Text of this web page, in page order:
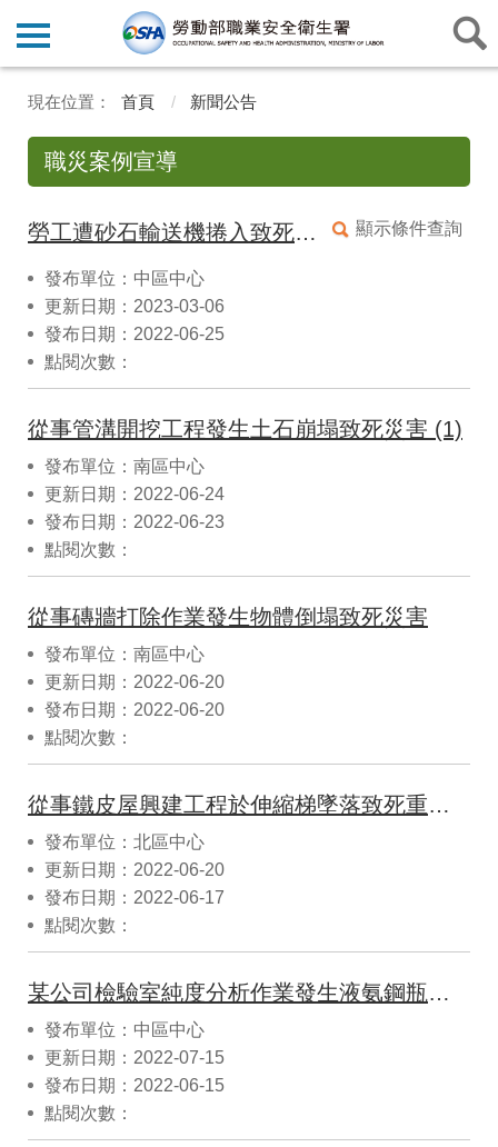
首頁 新聞公告
職災案例宣導
顯示條件查詢
勞工遭砂石輸送機捲入致死災害
發布單位：中區中心
更新日期：2023-03-06
發布日期：2022-06-25
點閱次數：
從事管溝開挖工程發生土石崩塌致死災害 (1)
發布單位：南區中心
更新日期：2022-06-24
發布日期：2022-06-23
點閱次數：
從事磚牆打除作業發生物體倒塌致死災害
發布單位：南區中心
更新日期：2022-06-20
發布日期：2022-06-20
點閱次數：
從事鐵皮屋興建工程於伸縮梯墜落致死重大災害案例
發布單位：北區中心
更新日期：2022-06-20
發布日期：2022-06-17
點閱次數：
某公司檢驗室純度分析作業發生液氨鋼瓶破裂承攬人一死、勞工兩傷災害案例
發布單位：中區中心
更新日期：2022-07-15
發布日期：2022-06-15
點閱次數：